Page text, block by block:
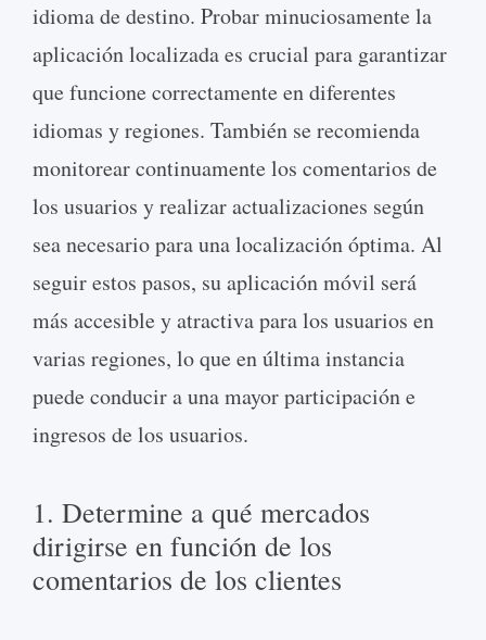
idioma de destino. Probar minuciosamente la
aplicación localizada es crucial para garantizar
que funcione correctamente en diferentes
idiomas y regiones. También se recomienda
monitorear continuamente los comentarios de
los usuarios y realizar actualizaciones según
sea necesario para una localización óptima. Al
seguir estos pasos, su aplicación móvil será
más accesible y atractiva para los usuarios en
varias regiones, lo que en última instancia
puede conducir a una mayor participación e
ingresos de los usuarios.
1. Determine a qué mercados
dirigirse en función de los
comentarios de los clientes